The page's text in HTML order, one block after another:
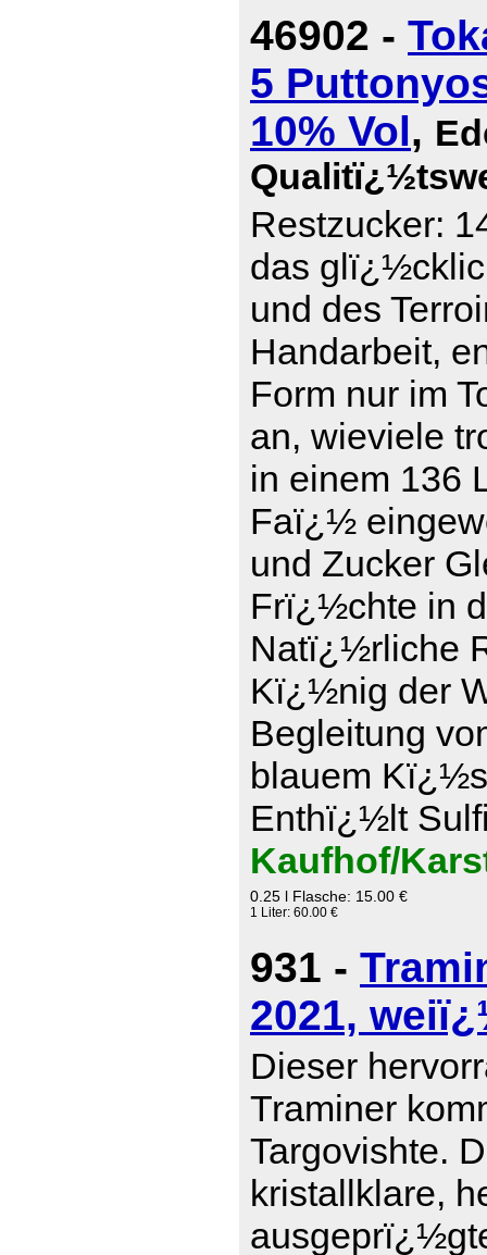
46902 -
5
10% Vol,
Restzucker:
das
und des
Handarbeit,
Form nur im
an, wieviele
in einem 136
Faï¿½
und Zucker
Frï¿½chte in
Natï¿½rliche
Kï¿½nig der
Begleitung
blauem
Enthï¿½lt
Kaufhof/
0.25 l Flasche: 15.00 €
1 Liter: 60.00 €
931 -
2021,
Dieser
Traminer
Targovishte.
kristallklare,